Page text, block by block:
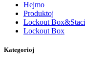
Hejmo
Produktoj
Lockout
Lockout Box
Kategorioj